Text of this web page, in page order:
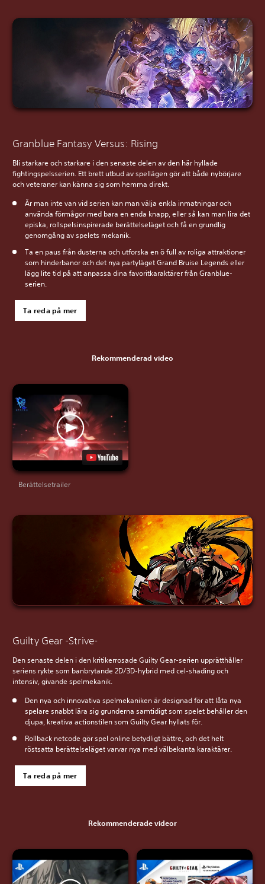
Granblue Fantasy Versus: Rising
Bli starkare och starkare i den senaste delen av den här hyllade
fightingspelsserien. Ett brett utbud av spellägen gör att både nybörjare
och veteraner kan känna sig som hemma direkt.
Är man inte van vid serien kan man välja enkla inmatningar och
använda förmågor med bara en enda knapp, eller så kan man lira det
episka, rollspelsinspirerade berättelseläget och få en grundlig
genomgång av spelets mekanik.
Ta en paus från dusterna och utforska en ö full av roliga attraktioner
som hinderbanor och det nya partyläget Grand Bruise Legends eller
lägg lite tid på att anpassa dina favoritkaraktärer från Granblue-
serien.
Ta reda på mer
Rekommenderad video
Berättelsetrailer
Guilty Gear -Strive-
Den senaste delen i den kritikerrosade Guilty Gear-serien upprätthåller
seriens rykte som banbrytande 2D/3D-hybrid med cel-shading och
intensiv, givande spelmekanik.
Den nya och innovativa spelmekaniken är designad för att låta nya
spelare snabbt lära sig grunderna samtidigt som spelet behåller den
djupa, kreativa actionstilen som Guilty Gear hyllats för.
Rollback netcode gör spel online betydligt bättre, och det helt
röstsatta berättelseläget varvar nya med välbekanta karaktärer.
Ta reda på mer
Rekommenderade videor